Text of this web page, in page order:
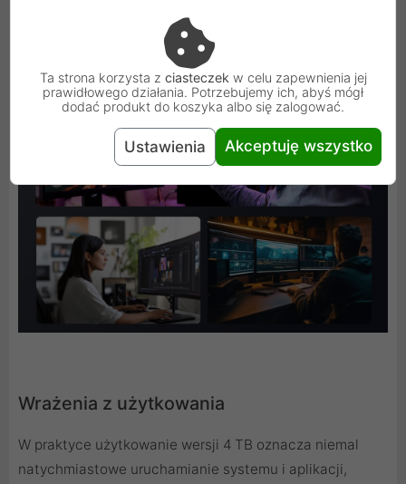
Wrażenia z użytkowania
W praktyce użytkowanie wersji 4 TB oznacza niemal
natychmiastowe uruchamianie systemu i aplikacji,
Ta strona korzysta z ciasteczek w celu zapewnienia jej
prawidłowego działania. Potrzebujemy ich, abyś mógł
dodać produkt do koszyka albo się zalogować.
Ustawienia Akceptuję wszystko